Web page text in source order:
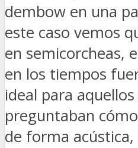
dembow en una
este caso vemos
en semicorcheas,
en los tiempos
ideal para
preguntaban
de forma